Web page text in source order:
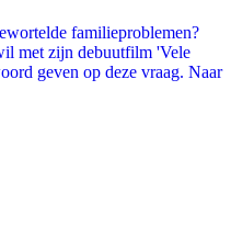
familieproblemen?
met zijn debuutfilm 'Vele
geven op deze vraag. Naar